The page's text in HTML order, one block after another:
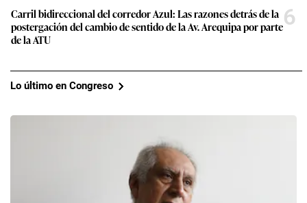
Carril bidireccional del corredor Azul: Las razones detrás de la
postergación del cambio de sentido de la Av. Arequipa por parte
de la ATU
6
Lo último en Congreso